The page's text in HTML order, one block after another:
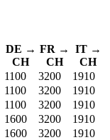
DE →
CH
FR →
CH
IT →
CH
1100 3200
1910
1100 3200
1910
1100 3200
1910
1600 3200
1910
1600 3200
1910